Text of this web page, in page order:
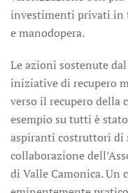
investimenti privati in
e manodopera.
Le azioni sostenute
iniziative di recupero
verso il recupero della
esempio su tutti è
aspiranti costruttori di
collaborazione
di Valle Camonica. Un